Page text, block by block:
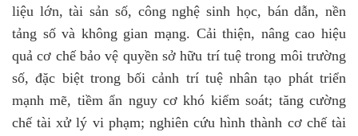
liệu lớn, tài sản số, công nghệ sinh học, bán dẫn, nền
tảng số và không gian mạng. Cải thiện, nâng cao hiệu
quả cơ chế bảo vệ quyền sở hữu trí tuệ trong môi trường
số, đặc biệt trong bối cảnh trí tuệ nhân tạo phát triển
mạnh mẽ, tiềm ẩn nguy cơ khó kiểm soát; tăng cường
chế tài xử lý vi phạm; nghiên cứu hình thành cơ chế tài